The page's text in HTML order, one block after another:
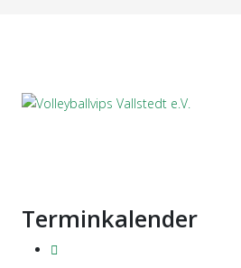
Terminkalender